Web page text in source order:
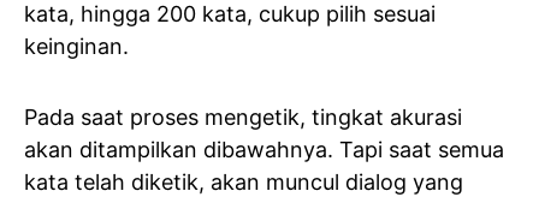
kata, hingga 200 kata, cukup pilih sesuai
keinginan.
Pada saat proses mengetik, tingkat akurasi
akan ditampilkan dibawahnya. Tapi saat semua
kata telah diketik, akan muncul dialog yang